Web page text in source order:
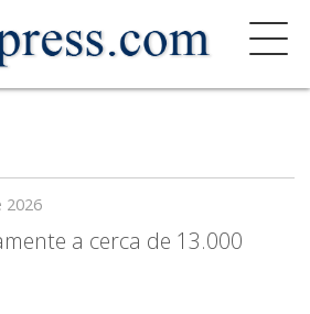
2026
a cerca de 13.000